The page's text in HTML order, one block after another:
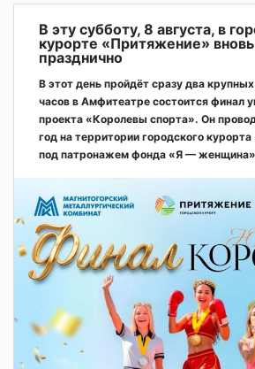
В эту субботу, 8 августа, в
курорте «Притяжение»
празднично
В этот день пройдёт сразу два
часов в Амфитеатре состоится финал
проекта «Королевы спорта». Он
год на территории городского
под патронажем фонда «Я —